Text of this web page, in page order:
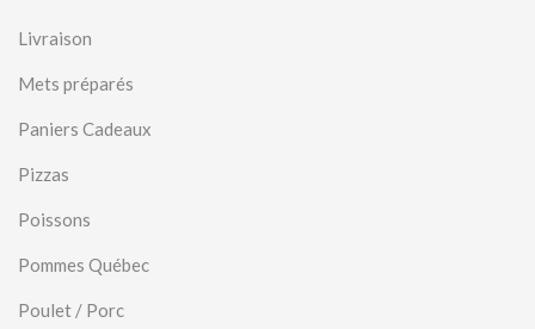
Livraison
Mets préparés
Paniers Cadeaux
Pizzas
Poissons
Pommes Québec
Poulet / Porc